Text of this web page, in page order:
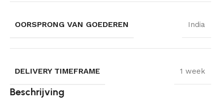
OORSPRONG VAN GOEDEREN India
DELIVERY TIMEFRAME 1 week
Beschrijving